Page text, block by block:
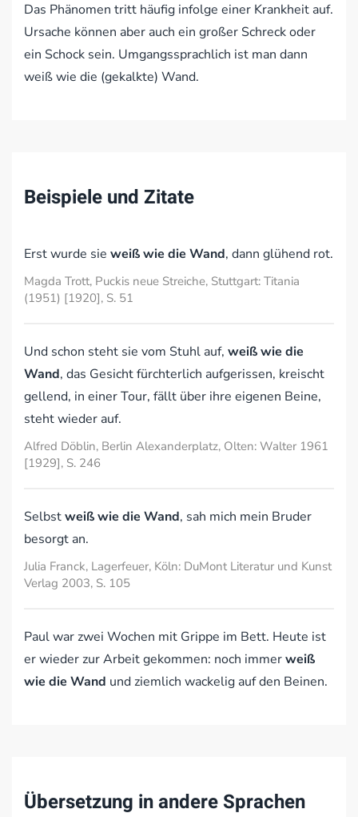
Das Phänomen tritt häufig infolge einer Krankheit auf.
Ursache können aber auch ein großer Schreck oder
ein Schock sein. Umgangssprachlich ist man dann
weiß wie die (gekalkte) Wand.
Beispiele und Zitate
Erst wurde sie weiß wie die Wand, dann glühend rot.
Magda Trott, Puckis neue Streiche, Stuttgart: Titania
(1951) [1920], S. 51
Und schon steht sie vom Stuhl auf, weiß wie die
Wand, das Gesicht fürchterlich aufgerissen, kreischt
gellend, in einer Tour, fällt über ihre eigenen Beine,
steht wieder auf.
Alfred Döblin, Berlin Alexanderplatz, Olten: Walter 1961
[1929], S. 246
Selbstweiß wie die Wand, sah mich mein Bruder
besorgt an.
Julia Franck, Lagerfeuer, Köln: DuMont Literatur und Kunst
Verlag 2003, S. 105
Paul war zwei Wochen mit Grippe im Bett. Heute ist
er wieder zur Arbeit gekommen: noch immerweiß
wie die Wand und ziemlich wackelig auf den Beinen.
Übersetzung in andere Sprachen